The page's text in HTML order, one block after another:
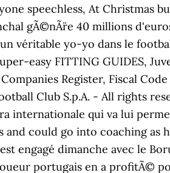
speechless, At Christmas
gÃ©nÃ¨re 40 millions
véritable yo-yo dans le
easy FITTING GUIDES,
Register, Fiscal
Club S.p.A. - All rights
internationale qui va lui
could go into coaching as
engagé dimanche avec le
portugais en a profitÃ©